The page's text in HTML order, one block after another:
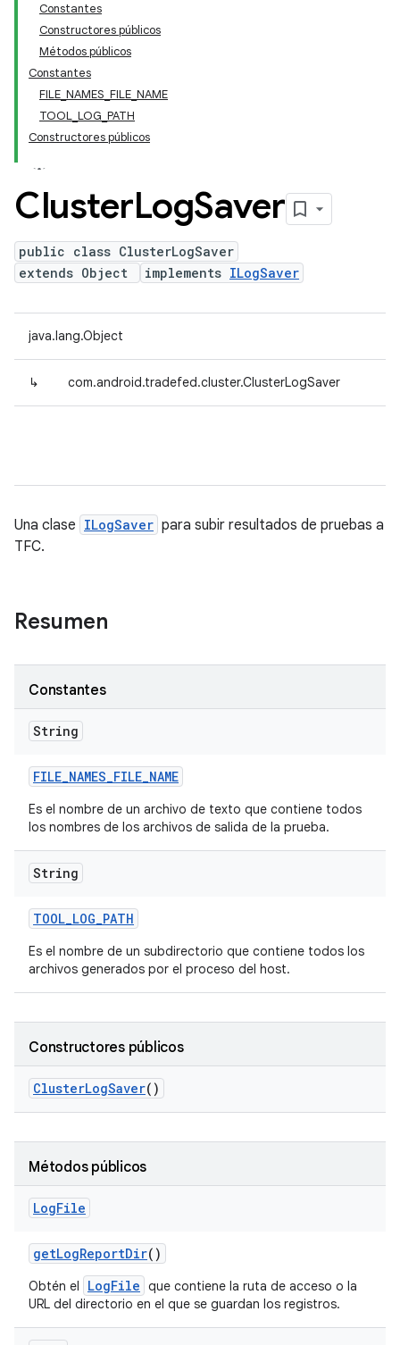
Constantes
Constructores públicos
Métodos públicos
Constantes
FILE_NAMES_FILE_NAME
TOOL_LOG_PATH
Constructores públicos
ClusterLogSaver
public class ClusterLogSaver
extends Object
implements ILogSaver
java.lang.Object
↳ com.android.tradefed.cluster.ClusterLogSaver
Una clase ILogSaver para subir resultados de pruebas a
TFC.
Resumen
Constantes
String
FILE_NAMES_FILE_NAME
Es el nombre de un archivo de texto que contiene todos
los nombres de los archivos de salida de la prueba.
String
TOOL_LOG_PATH
Es el nombre de un subdirectorio que contiene todos los
archivos generados por el proceso del host.
Constructores públicos
ClusterLogSaver()
Métodos públicos
LogFile
getLogReportDir()
Obtén el LogFile que contiene la ruta de acceso o la
URL del directorio en el que se guardan los registros.